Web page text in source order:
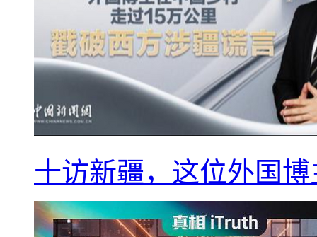
十访新疆，这位外国